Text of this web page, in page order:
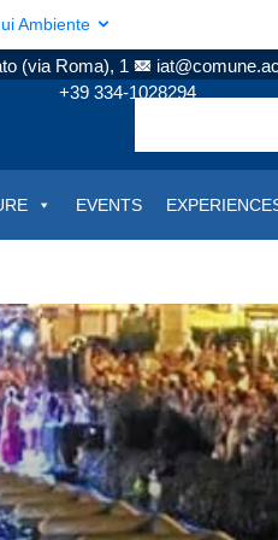
Ambiente
(via Roma), 1
+39 334-1028294
EVENTS